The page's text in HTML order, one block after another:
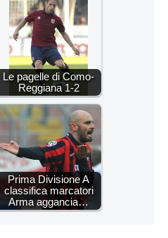
Le pagelle di Como-
Reggiana 1-2
Prima Divisione A
classifica marcatori
Arma aggancia…